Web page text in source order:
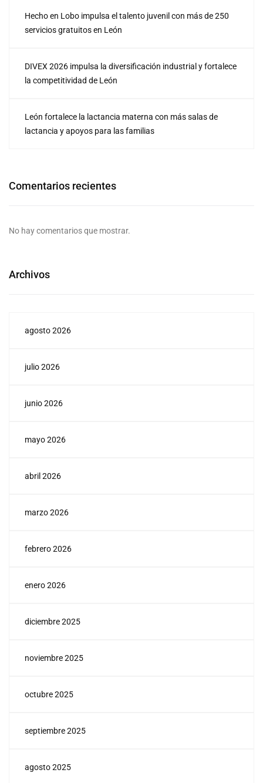
Hecho en Lobo impulsa el talento juvenil con más de 250
servicios gratuitos en León
DIVEX 2026 impulsa la diversificación industrial y fortalece
la competitividad de León
León fortalece la lactancia materna con más salas de
lactancia y apoyos para las familias
Comentarios recientes
No hay comentarios que mostrar.
Archivos
agosto 2026
julio 2026
junio 2026
mayo 2026
abril 2026
marzo 2026
febrero 2026
enero 2026
diciembre 2025
noviembre 2025
octubre 2025
septiembre 2025
agosto 2025